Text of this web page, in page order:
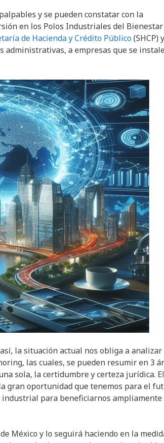
y se pueden constatar con la
en los Polos Industriales del Bienestar
de Hacienda y Crédito Público(SHCP)
administrativas, a empresas que se
la situación actual nos obliga a analizar
las cuales, se pueden resumir en 3
sola, la certidumbre y certeza jurídica. El
gran oportunidad que tenemos para el
industrial para beneficiarnos ampliamente
México y lo seguirá haciendo en la